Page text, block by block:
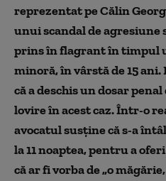
reprezentat pe Călin
unui scandal de agresiune
prins în flagrant în timpul
minoră, în vârstă de 15
că a deschis un dosar
lovire în acest caz. Într-o
avocatul susține că s-a
la 11 noaptea, pentru a
că ar fi vorba de „o